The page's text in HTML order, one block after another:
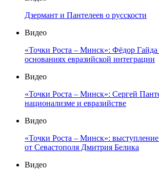
Дзермант и Пантелеев о русскости
Видео
«Точки Роста – Минск»: Фёдор Гайда
основаниях евразийской интеграции
Видео
«Точки Роста – Минск»: Сергей
национализме и евразийстве
Видео
«Точки Роста – Минск»:
от Севастополя Дмитрия Белика
Видео